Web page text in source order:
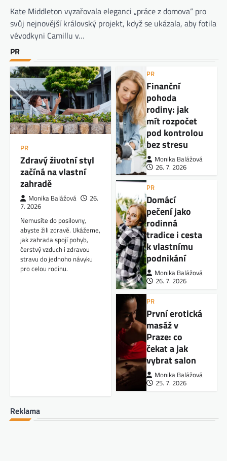
Kate Middleton vyzařovala eleganci „práce z domova“ pro
svůj nejnovější královský projekt, když se ukázala, aby fotila
vévodkyni Camillu v…
PR
PR
Zdravý životní styl
začíná na vlastní
zahradě
Monika Balážová
26.
7. 2026
Nemusíte do posilovny,
abyste žili zdravě. Ukážeme,
jak zahrada spojí pohyb,
čerstvý vzduch i zdravou
stravu do jednoho návyku
pro celou rodinu.
PR
Finanční
pohoda
rodiny: jak
mít rozpočet
pod kontrolou
bez stresu
Monika Balážová
26. 7. 2026
PR
Domácí
pečení jako
rodinná
tradice i cesta
k vlastnímu
podnikání
Monika Balážová
26. 7. 2026
PR
První erotická
masáž v
Praze: co
čekat a jak
vybrat salon
Monika Balážová
25. 7. 2026
Reklama